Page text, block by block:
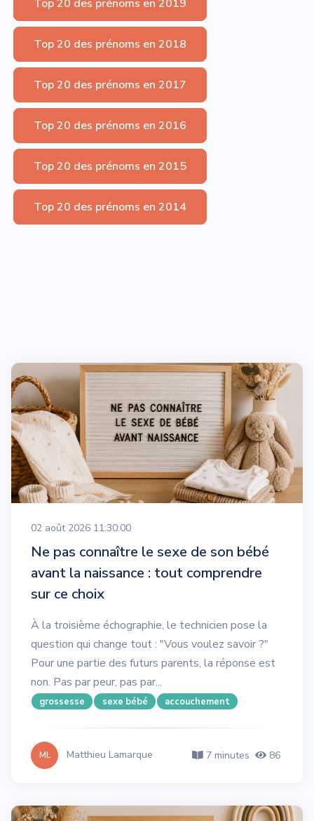
Top 20 des prénoms en 2019
Top 20 des prénoms en 2018
Top 20 des prénoms en 2017
Top 20 des prénoms en 2016
Top 20 des prénoms en 2015
Top 20 des prénoms en 2014
02 août 2026 11:30:00
Ne pas connaître le sexe de son bébé
avant la naissance : tout comprendre
sur ce choix
À la troisième échographie, le technicien pose la
question qui change tout : "Vous voulez savoir ?"
Pour une partie des futurs parents, la réponse est
non. Pas par peur, pas par...
grossesse sexe bébé accouchement
ML Matthieu Lamarque 7 minutes 86